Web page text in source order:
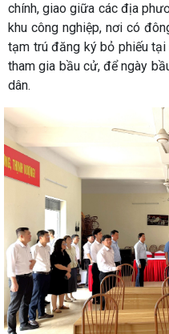
chính, giao giữa các địa
khu công nghiệp, nơi có
tạm trú đăng ký bỏ phiếu tại
tham gia bầu cử, để ngày
dân.